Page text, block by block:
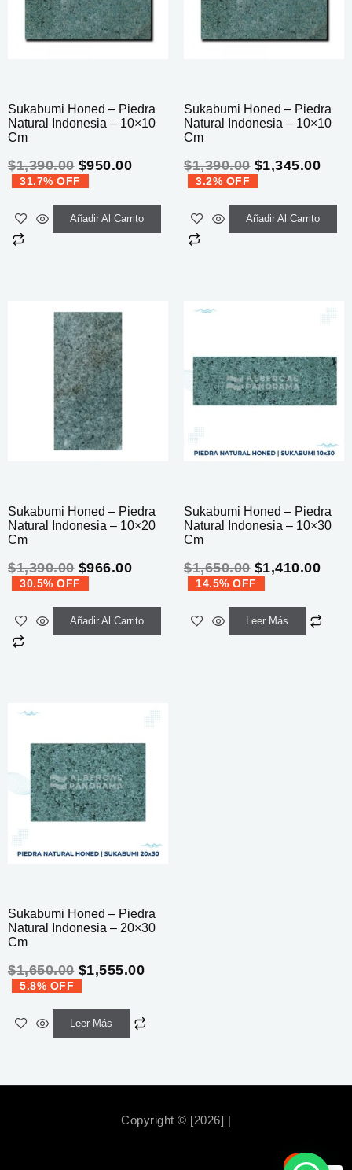
Sukabumi Honed – Piedra
Natural Indonesia – 10×10
Cm
$1,390.00 $950.00
31.7% OFF
Añadir Al Carrito
Sukabumi Honed – Piedra
Natural Indonesia – 10×10
Cm
$1,390.00 $1,345.00
3.2% OFF
Añadir Al Carrito
Sukabumi Honed – Piedra
Natural Indonesia – 10×20
Cm
$1,390.00 $966.00
30.5% OFF
Añadir Al Carrito
Sukabumi Honed – Piedra
Natural Indonesia – 10×30
Cm
$1,650.00 $1,410.00
14.5% OFF
Leer Más
Sukabumi Honed – Piedra
Natural Indonesia – 20×30
Cm
$1,650.00 $1,555.00
5.8% OFF
Leer Más
Copyright © [2026] |
0